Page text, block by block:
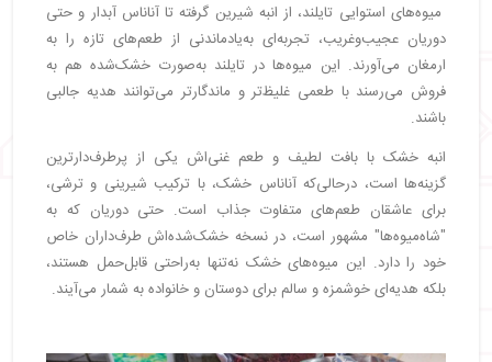
میوه‌های استوایی تایلند، از انبه شیرین گرفته تا آناناس آبدار و حتی
دوریان عجیب‌وغریب، تجربه‌ای به‌یادماندنی از طعم‌های تازه را به
ارمغان می‌آورند. این میوه‌ها در تایلند به‌صورت خشک‌شده هم به
فروش می‌رسند با طعمی غلیظ‌تر و ماندگارتر می‌توانند هدیه جالبی
باشند.
انبه خشک با بافت لطیف و طعم غنی‌اش یکی از پرطرف‌دارترین
گزینه‌ها است، درحالی‌که آناناس خشک، با ترکیب شیرینی و ترشی،
برای عاشقان طعم‌های متفاوت جذاب است. حتی دوریان که به
"شاه‌میوه‌ها" مشهور است، در نسخه خشک‌شده‌اش طرف‌داران خاص
خود را دارد. این میوه‌های خشک نه‌تنها به‌راحتی قابل‌حمل هستند،
بلکه هدیه‌ای خوشمزه و سالم برای دوستان و خانواده به شمار می‌آیند.